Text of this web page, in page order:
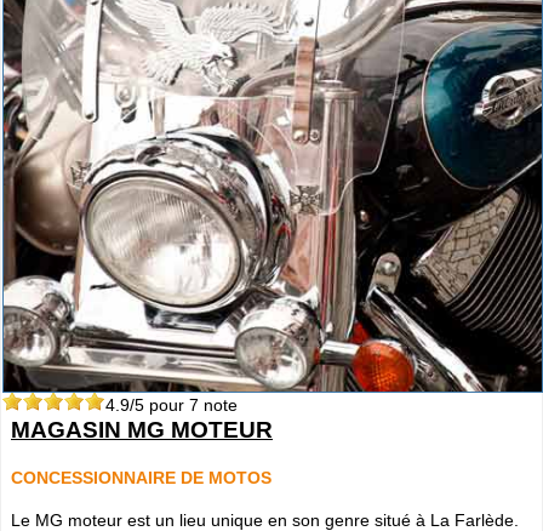
4.9/5 pour 7 note
MAGASIN MG MOTEUR
CONCESSIONNAIRE DE MOTOS
Le MG moteur est un lieu unique en son genre situé à La Farlède.